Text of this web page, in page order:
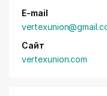
E-mail
Сайт
vertexunion.com